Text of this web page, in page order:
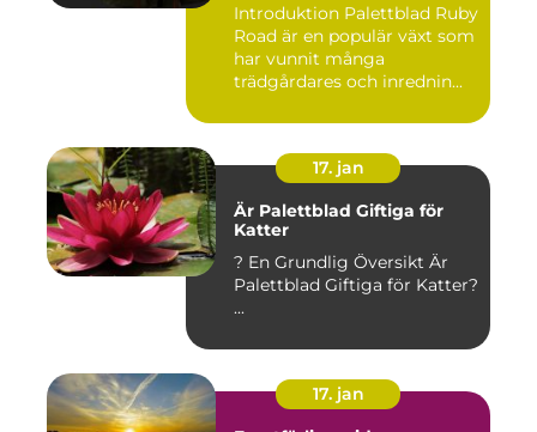
Introduktion Palettblad Ruby
Road är en populär växt som
har vunnit många
trädgårdares och inrednin...
17. jan
Är Palettblad Giftiga för
Katter
? En Grundlig Översikt Är
Palettblad Giftiga för Katter?
...
17. jan